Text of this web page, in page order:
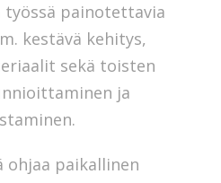
painotettavia
kestävä kehitys,
sekä toisten
ja
ohjaa paikallinen